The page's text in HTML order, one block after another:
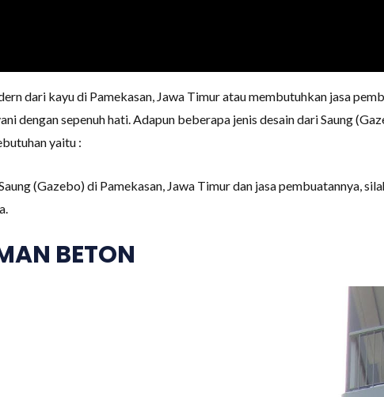
dari kayu di Pamekasan, Jawa Timur atau membutuhkan jasa
dengan sepenuh hati. Adapun beberapa jenis desain dari Saung
yaitu :
(Gazebo) di Pamekasan, Jawa Timur dan jasa pembuatannya,
BETON